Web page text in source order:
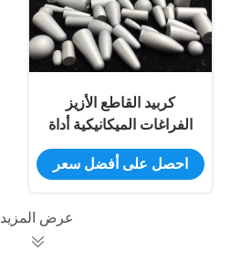
كربيد القاطع الأزيز
الفراغات الميكانيكية أداة
المثقاب الفراغات خدمة
مخصصة
احصل على أفضل سعر
عرض المزيد